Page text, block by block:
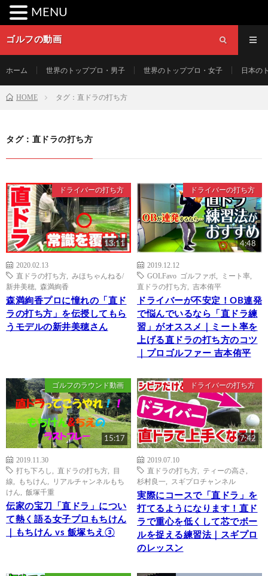
ゴルフの動画
ホーム 世界のトッププロ・男子 世界のトッププロ・女子 日本の
HOME タグ：直ドラの打ち方
タグ：直ドラの打ち方
ドライバーの打ち方
13:11
2020.02.13
直ドラの打ち方
みほちゃんねる/
新井美穂
森満絢香
森満絢香プロに憧れの「直ド
ラの打ち方」を伝授してもら
うモデルの新井美穂さん
ドライバーの打ち方
4:48
2019.12.12
GOLFavo ゴルファボ
ミート率
直ドラの打ち方
吉本侑平
ドライバーが不安定！OB連発
で悩んでいるなら「直ドラ練
習」がオススメ｜ミート率を
上げる直ドラの打ち方のコツ
｜プロゴルファー 吉本侑平
ゴルフのラウンド動画
15:17
2019.11.30
打ち下ろし
直ドラの打ち方
目
線
もちけん
リアルチャンネルもち
けん
飯塚千重
伝家の宝刀「直ドラ」につい
て熱く語る女子プロもちけん
｜もちけん vs 飯塚ちえ③
ドライバーの打ち方
7:42
2019.07.10
直ドラの打ち方
ティーの高さ
杉村良一
スギプロチャンネル
実際にコースで「直ドラ」を
打てるようになります！直ド
ラで重心を低くして芯でボー
ルを捉える練習法｜スギプロ
のレッスン
MENU